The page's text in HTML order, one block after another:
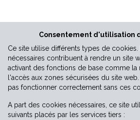
Consentement d'utilisation
Ce site utilise différents types de
nécessaires contribuent à rendre un site
activant des fonctions de base comme la
l'accès aux zones sécurisées du site
pas fonctionner correctement sans ces
A part des cookies nécessaires, ce site
suivants placés par les services tiers :